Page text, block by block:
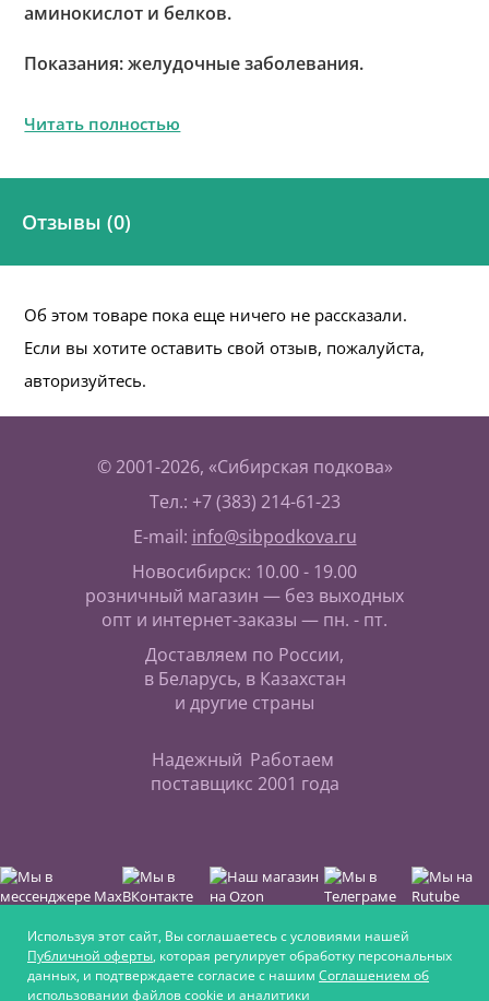
аминокислот и белков.
Показания: желудочные заболевания.
Читать полностью
Отзывы (0)
Об этом товаре пока еще ничего не рассказали.
Если вы хотите оставить свой отзыв, пожалуйста,
авторизуйтесь.
© 2001-2026, «Сибирская подкова»
Тел.: +7 (383) 214-61-23
E-mail: info@sibpodkova.ru
Новосибирск: 10.00 - 19.00
розничный магазин — без выходных
опт и интернет-заказы — пн. - пт.
Доставляем по России,
в Беларусь, в Казахстан
и другие страны
Надежный
поставщик
Работаем
с 2001 года
Интернет-магазин для любителей верховой езды,
Используя этот сайт, Вы соглашаетесь с условиями нашей
Публичной оферты, которая регулирует обработку персональных
данных, и подтверждаете согласие с нашим Соглашением об
использовании файлов cookie и аналитики